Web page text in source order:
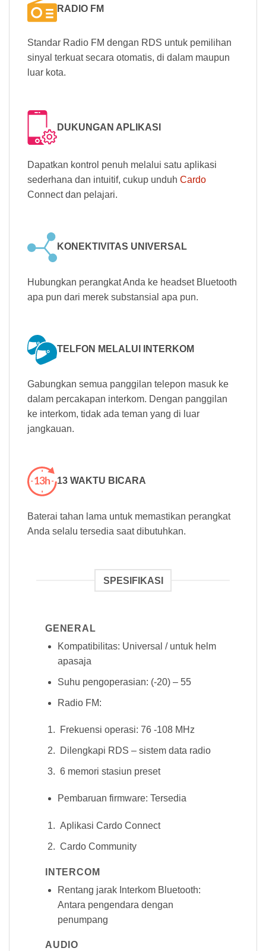
RADIO FM
Standar Radio FM dengan RDS untuk pemilihan
sinyal terkuat secara otomatis, di dalam maupun
luar kota.
DUKUNGAN APLIKASI
Dapatkan kontrol penuh melalui satu aplikasi
sederhana dan intuitif, cukup unduh Cardo
Connect dan pelajari.
KONEKTIVITAS UNIVERSAL
Hubungkan perangkat Anda ke headset Bluetooth
apa pun dari merek substansial apa pun.
TELFON MELALUI INTERKOM
Gabungkan semua panggilan telepon masuk ke
dalam percakapan interkom. Dengan panggilan
ke interkom, tidak ada teman yang di luar
jangkauan.
13 WAKTU BICARA
Baterai tahan lama untuk memastikan perangkat
Anda selalu tersedia saat dibutuhkan.
SPESIFIKASI
GENERAL
Kompatibilitas: Universal / untuk helm
apasaja
Suhu pengoperasian: (-20) – 55
Radio FM:
Frekuensi operasi: 76 -108 MHz
Dilengkapi RDS – sistem data radio
6 memori stasiun preset
Pembaruan firmware: Tersedia
Aplikasi Cardo Connect
Cardo Community
INTERCOM
Rentang jarak Interkom Bluetooth:
Antara pengendara dengan
penumpang
AUDIO